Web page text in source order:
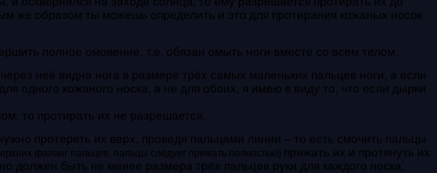
же образом ты можешь определить и это для протирания кожаных носок
полное омовение, т.е. обязан омыть ноги вместе со всем телом.
неё видна нога в размере трёх самых маленьких пальцев ноги, а если
одного кожаного носка, а не для обоих, я имею в виду то, что если дырки
то протирать их не разрешается.
протереть их верх, проведя пальцами линии – то есть смочить пальцы
фаланг пальцев, пальцы следует прижать полностью) прижать их и протянуть их
должен быть не менее размера трёх пальцев руки для каждого носка.